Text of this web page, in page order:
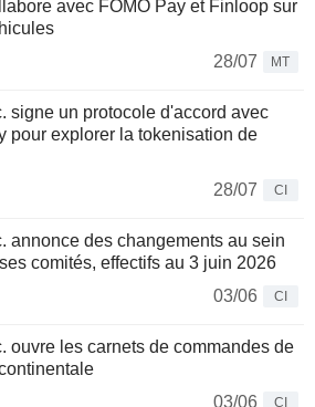
avec FOMO Pay et Finloop sur
28/07
MT
signe un protocole d'accord avec
pour explorer la tokenisation de
28/07
CI
annonce des changements au sein
comités, effectifs au 3 juin 2026
03/06
CI
ouvre les carnets de commandes de
03/06
CI